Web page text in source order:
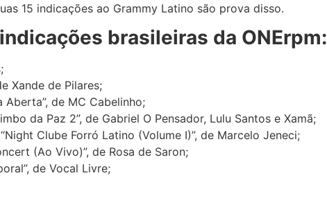
15 indicações ao Grammy Latino são prova disso.
brasileiras da ONErpm:
Xande de Pilares;
de MC Cabelinho;
da Paz 2”, de Gabriel O Pensador, Lulu Santos e Xamã;
Clube Forró Latino (Volume I)”, de Marcelo Jeneci;
(Ao Vivo)”, de Rosa de Saron;
de Vocal Livre;